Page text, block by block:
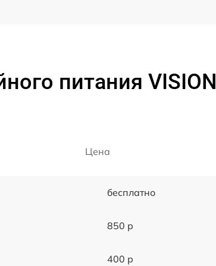
питания VISION
Цена
бесплатно
850 р
400 р